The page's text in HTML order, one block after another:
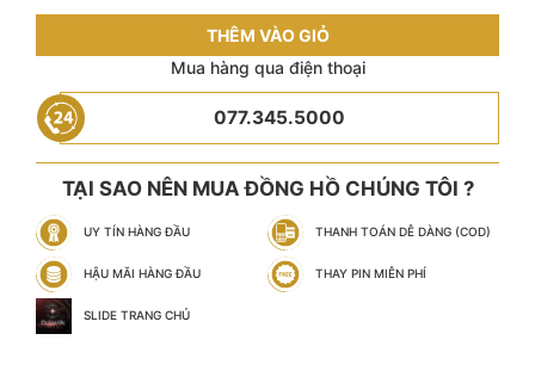
THÊM VÀO GIỎ
Mua hàng qua điện thoại
077.345.5000
TẠI SAO NÊN MUA ĐỒNG HỒ CHÚNG TÔI ?
UY TÍN HÀNG ĐẦU THANH TOÁN DỄ DÀNG (COD)
HẬU MÃI HÀNG ĐẦU THAY PIN MIỄN PHÍ
SLIDE TRANG CHỦ